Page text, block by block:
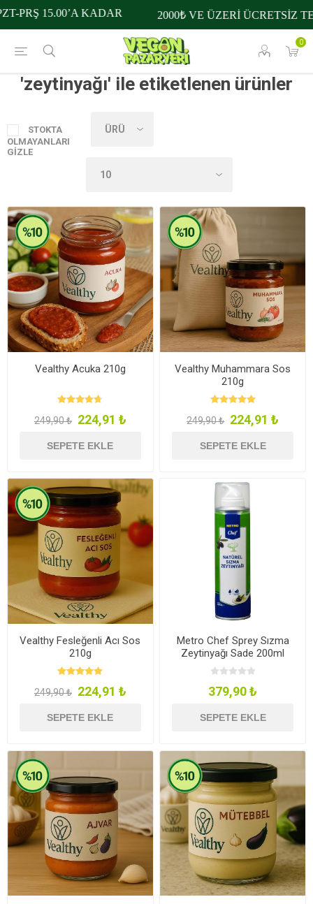
0
PRŞ 15.00’A KADAR 2000₺ VE ÜZERİ ÜCRETSİZ
'zeytinyağı' ile etiketlenen ürünler
STOKTA
OLMAYANLARI
GIZLE
Vealthy Acuka 210g
249,90 ₺ 224,91 ₺
SEPETE EKLE
Vealthy Muhammara Sos
210g
249,90 ₺ 224,91 ₺
SEPETE EKLE
Vealthy Fesleğenli Acı Sos
210g
249,90 ₺ 224,91 ₺
SEPETE EKLE
Metro Chef Sprey Sızma
Zeytinyağı Sade 200ml
379,90 ₺
SEPETE EKLE